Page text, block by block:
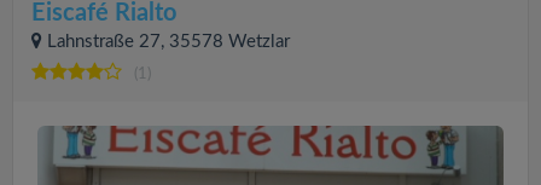
Eiscafé Rialto
Lahnstraße 27, 35578 Wetzlar
(1)